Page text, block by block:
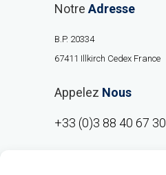
Notre Adresse
B.P. 20334
67411 Illkirch Cedex France
Appelez Nous
+33 (0)3 88 40 67 30